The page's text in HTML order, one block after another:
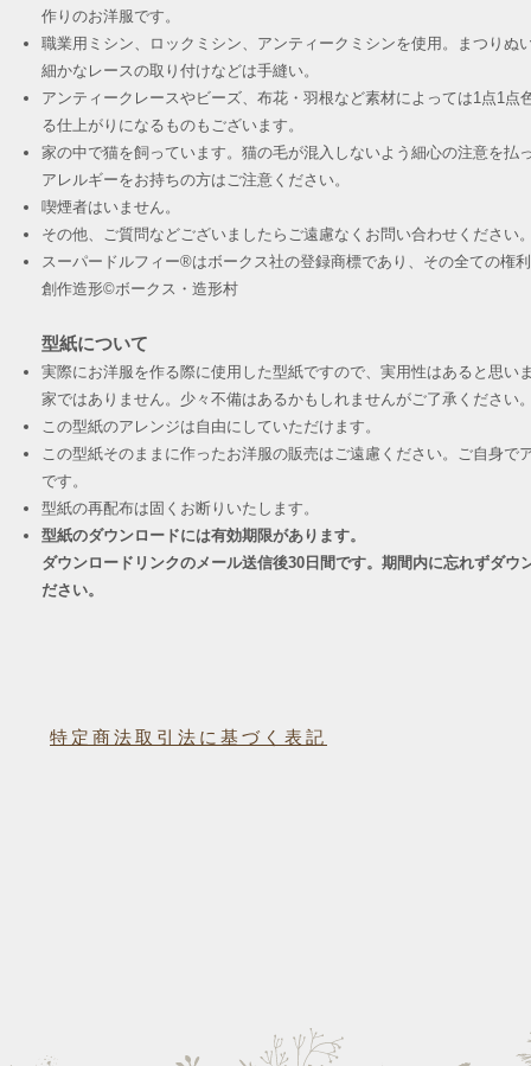
作りのお洋服です。
職業用ミシン、ロックミシン、アンティークミシンを使用。まつりぬ
細かなレースの取り付けなどは手縫い。
アンティークレースやビーズ、布花・羽根など素材によっては1点1点
る仕上がりになるものもございます。
家の中で猫を飼っています。猫の毛が混入しないよう細心の注意を払
アレルギーをお持ちの方はご注意ください。
喫煙者はいません。
その他、ご質問などございましたらご遠慮なくお問い合わせください
スーパードルフィー®︎はボークス社の登録商標であり、その全ての権
創作造形©︎ボークス・造形村
型紙について
実際にお洋服を作る際に使用した型紙ですので、実用性はあると思い
家ではありません。少々不備はあるかもしれませんがご了承ください
この型紙のアレンジは自由にしていただけます。
この型紙そのままに作ったお洋服の販売はご遠慮ください。ご自身で
です。
​型紙の再配布は固くお断りいたします。
型紙のダウンロードには有効期限があります。
ダウンロードリンクのメール送信後30日間です。期間内に忘れずダウ
ださい。
特定商法取引法に基づく表記